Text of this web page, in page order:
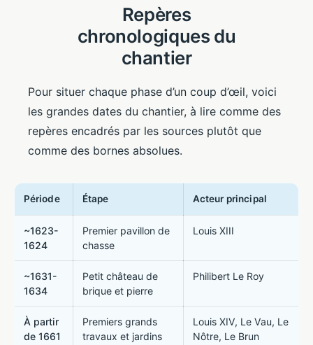
Repères
chronologiques du
chantier
Pour situer chaque phase d’un coup d’œil, voici
les grandes dates du chantier, à lire comme des
repères encadrés par les sources plutôt que
comme des bornes absolues.
Période Étape Acteur principal
~1623-
1624
Premier pavillon de
chasse
Louis XIII
~1631-
1634
Petit château de
brique et pierre
Philibert Le Roy
À partir
de 1661
Premiers grands
travaux et jardins
Louis XIV, Le Vau, Le
Nôtre, Le Brun